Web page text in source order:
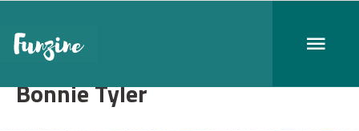
Bonnie Tyler